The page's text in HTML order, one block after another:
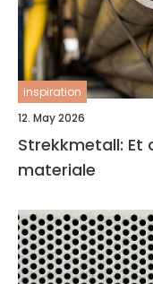
inspiration
12. May 2026
Strekkmetall: Et
materiale